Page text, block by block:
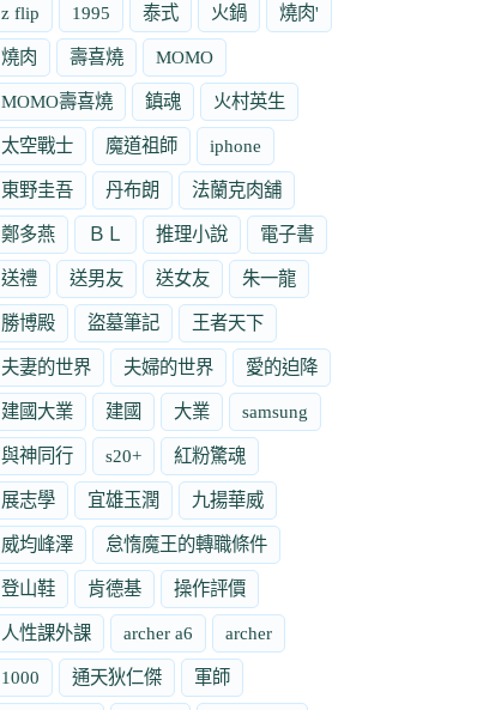
z flip 1995 泰式 火鍋 燒肉'
燒肉 壽喜燒 MOMO
MOMO壽喜燒 鎮魂 火村英生
太空戰士 魔道祖師 iphone
東野圭吾 丹布朗 法蘭克肉舖
鄭多燕 ＢＬ 推理小說 電子書
送禮 送男友 送女友 朱一龍
勝博殿 盜墓筆記 王者天下
夫妻的世界 夫婦的世界 愛的迫降
建國大業 建國 大業 samsung
與神同行 s20+ 紅粉驚魂
展志學 宜雄玉潤 九揚華威
威均峰澤 怠惰魔王的轉職條件
登山鞋 肯德基 操作評價
人性課外課 archer a6 archer
1000 通天狄仁傑 軍師